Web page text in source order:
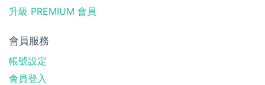
升級 PREMIUM 會員
會員服務
帳號設定
會員登入